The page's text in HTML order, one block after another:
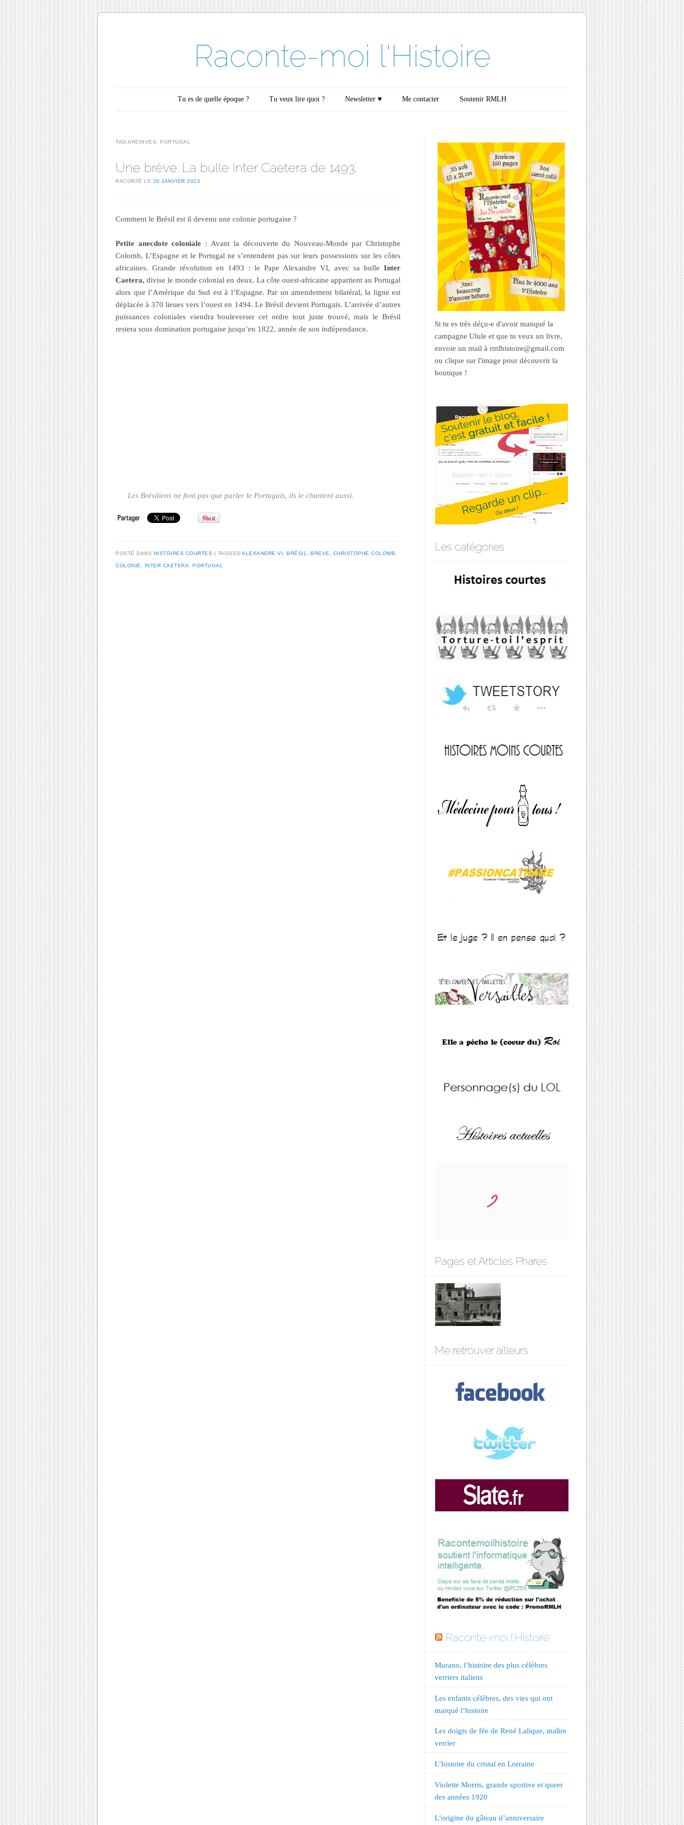
Raconte-moi l'Histoire
Main menuTu es de quelle époque ? Tu veux lire quoi ? Newsletter ♥ Me contacter Soutenir RMLH
TAG ARCHIVES: PORTUGAL
Une brève. La bulle Inter Caetera de 1493.
RACONTÉ LE 20 JANVIER 2013
Comment le Brésil est il devenu une colonie portugaise ?
Petite anecdote coloniale : Avant la découverte du Nouveau-Monde par Christophe
Colomb, L’Espagne et le Portugal ne s’entendent pas sur leurs possessions sur les côtes
africaines. Grande révolution en 1493 : le Pape Alexandre VI, avec sa bulle Inter
Caetera, divise le monde colonial en deux. La côte ouest-africaine appartient au Portugal
alors que l’Amérique du Sud est à l’Espagne. Par un amendement bilatéral, la ligne est
déplacée à 370 lieues vers l’ouest en 1494. Le Brésil devient Portugais. L’arrivée d’autres
puissances coloniales viendra bouleverser cet ordre tout juste trouvé, mais le Brésil
restera sous domination portugaise jusqu’en 1822, année de son indépendance.
Les Brésiliens ne font pas que parler le Portugais, ils le chantent aussi.
POSTÉ DANS HISTOIRES COURTES TAGGED ALEXANDRE VI, BRÉSIL, BREVE, CHRISTOPHE COLOMB,
COLONIE, INTER CAETERA, PORTUGAL
Si tu es très déçu-e d'avoir manqué la
campagne Ulule et que tu veux un livre,
envoie un mail à rmlhistoire@gmail.com
ou clique sur l'image pour découvrir la
boutique !
Les catégories
Pages et Articles Phares
Me retrouver ailleurs
Raconte-moi l'Histoire
Murano, l’histoire des plus célèbres
verriers italiens
Les enfants célèbres, des vies qui ont
marqué l’histoire
Les doigts de fée de René Lalique, maître
verrier
L’histoire du cristal en Lorraine
Violette Morris, grande sportive et queer
des années 1920
L’origine du gâteau d’anniversaire